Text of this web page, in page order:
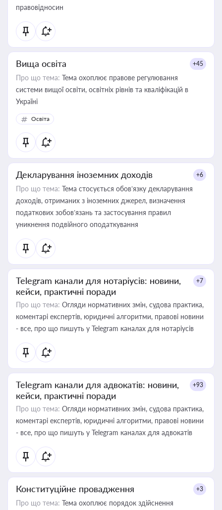
правовідносин
Вища освіта +45
Про що тема: Тема охоплює правове регулювання
системи вищої освіти, освітніх рівнів та кваліфікацій в
Україні
Освіта
Декларування іноземних доходів +6
Про що тема: Тема стосується обов’язку декларування
доходів, отриманих з іноземних джерел, визначення
податкових зобов’язань та застосування правил
уникнення подвійного оподаткування
Telegram канали для нотаріусів: новини,
кейси, практичні поради
+7
Про що тема: Огляди нормативних змін, судова практика,
коментарі експертів, юридичні алгоритми, правові новини
- все, про що пишуть у Telegram каналах для нотаріусів
Telegram канали для адвокатів: новини,
кейси, практичні поради
+93
Про що тема: Огляди нормативних змін, судова практика,
коментарі експертів, юридичні алгоритми, правові новини
- все, про що пишуть у Telegram каналах для адвокатів
Конституційне провадження +3
Про що тема: Тема охоплює порядок здійснення